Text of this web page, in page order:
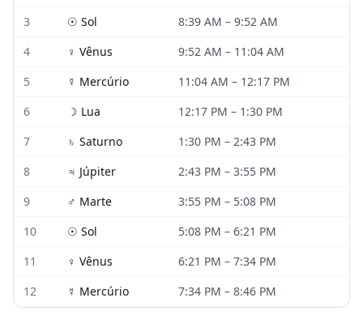
3
☉ Sol 8:39 AM – 9:52 AM
4
♀ Vênus 9:52 AM – 11:04 AM
5
☿ Mercúrio 11:04 AM – 12:17 PM
6
☽ Lua 12:17 PM – 1:30 PM
7
♄ Saturno 1:30 PM – 2:43 PM
8
♃ Júpiter 2:43 PM – 3:55 PM
9
♂ Marte 3:55 PM – 5:08 PM
10
☉ Sol 5:08 PM – 6:21 PM
11
♀ Vênus 6:21 PM – 7:34 PM
12
☿ Mercúrio 7:34 PM – 8:46 PM